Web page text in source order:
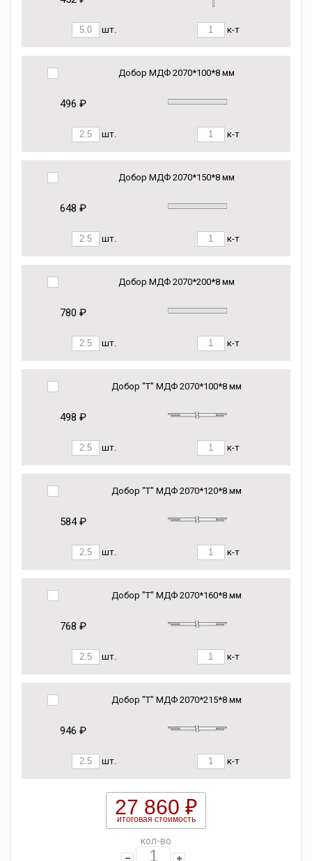
шт. к-т
Добор МДФ 2070*100*8 мм
496 ₽
шт. к-т
Добор МДФ 2070*150*8 мм
648 ₽
шт. к-т
Добор МДФ 2070*200*8 мм
780 ₽
шт. к-т
Добор "Т" МДФ 2070*100*8 мм
498 ₽
шт. к-т
Добор "Т" МДФ 2070*120*8 мм
584 ₽
шт. к-т
Добор "Т" МДФ 2070*160*8 мм
768 ₽
шт. к-т
Добор "Т" МДФ 2070*215*8 мм
946 ₽
шт. к-т
27 860 ₽
итоговая стоимость
кол-во